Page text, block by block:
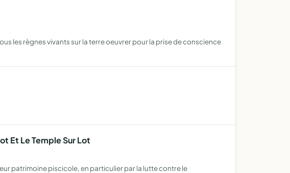
les règnes vivants sur la terre oeuvrer pour la prise de conscience
Et Le Temple Sur Lot
patrimoine piscicole, en particulier par la lutte contre le